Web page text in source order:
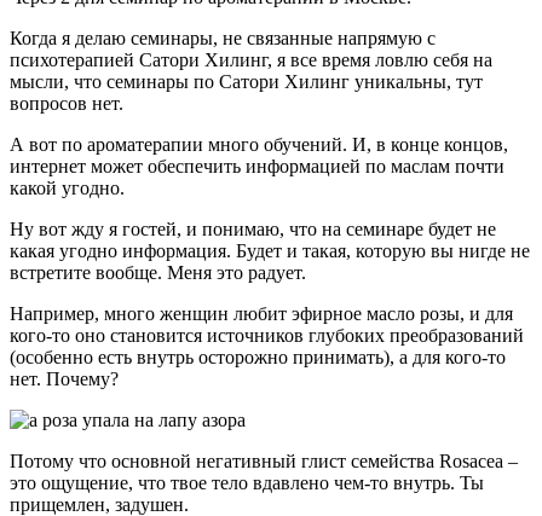
Когда я делаю семинары, не связанные напрямую с
психотерапией Сатори Хилинг, я все время ловлю себя на
мысли, что семинары по Сатори Хилинг уникальны, тут
вопросов нет.
А вот по ароматерапии много обучений. И, в конце концов,
интернет может обеспечить информацией по маслам почти
какой угодно.
Ну вот жду я гостей, и понимаю, что на семинаре будет не
какая угодно информация. Будет и такая, которую вы нигде не
встретите вообще. Меня это радует.
Например, много женщин любит эфирное масло розы, и для
кого-то оно становится источников глубоких преобразований
(особенно есть внутрь осторожно принимать), а для кого-то
нет. Почему?
Потому что основной негативный глист семейства Rosacea –
это ощущение, что твое тело вдавлено чем-то внутрь. Ты
прищемлен, задушен.